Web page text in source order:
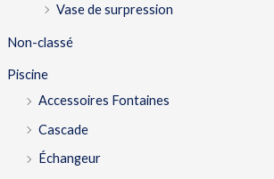
Vase de surpression
Non-classé
Piscine
Accessoires Fontaines
Cascade
Échangeur